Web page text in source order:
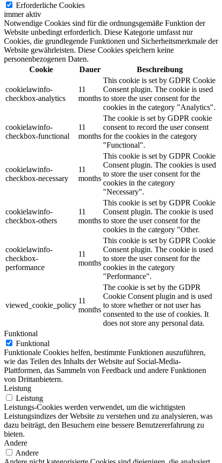
Erforderliche Cookies
immer aktiv
Notwendige Cookies sind für die ordnungsgemäße Funktion der
Website unbedingt erforderlich. Diese Kategorie umfasst nur
Cookies, die grundlegende Funktionen und Sicherheitsmerkmale der
Website gewährleisten. Diese Cookies speichern keine
personenbezogenen Daten.
Cookie
Dauer Beschreibung
cookielawinfo-
checkbox-analytics
11
months
This cookie is set by GDPR Cookie
Consent plugin. The cookie is used
to store the user consent for the
cookies in the category "Analytics".
cookielawinfo-
checkbox-functional
11
months
The cookie is set by GDPR cookie
consent to record the user consent
for the cookies in the category
"Functional".
cookielawinfo-
checkbox-necessary
11
months
This cookie is set by GDPR Cookie
Consent plugin. The cookies is used
to store the user consent for the
cookies in the category
"Necessary".
cookielawinfo-
checkbox-others
11
months
This cookie is set by GDPR Cookie
Consent plugin. The cookie is used
to store the user consent for the
cookies in the category "Other.
cookielawinfo-
checkbox-
performance
11
months
This cookie is set by GDPR Cookie
Consent plugin. The cookie is used
to store the user consent for the
cookies in the category
"Performance".
viewed_cookie_policy
11
months
The cookie is set by the GDPR
Cookie Consent plugin and is used
to store whether or not user has
consented to the use of cookies. It
does not store any personal data.
Funktional
Funktional
Funktionale Cookies helfen, bestimmte Funktionen auszuführen,
wie das Teilen des Inhalts der Website auf Social-Media-
Plattformen, das Sammeln von Feedback und andere Funktionen
von Drittanbietern.
Leistung
Leistung
Leistungs-Cookies werden verwendet, um die wichtigsten
Leistungsindizes der Website zu verstehen und zu analysieren, was
dazu beiträgt, den Besuchern eine bessere Benutzererfahrung zu
bieten.
Andere
Andere